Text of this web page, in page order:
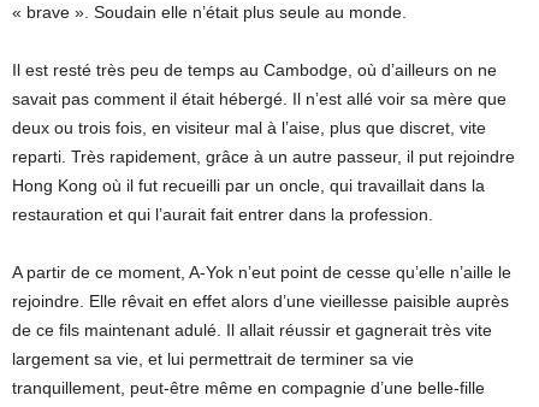
« brave ». Soudain elle n’était plus seule au monde.
Il est resté très peu de temps au Cambodge, où d’ailleurs on ne
savait pas comment il était hébergé. Il n’est allé voir sa mère que
deux ou trois fois, en visiteur mal à l’aise, plus que discret, vite
reparti. Très rapidement, grâce à un autre passeur, il put rejoindre
Hong Kong où il fut recueilli par un oncle, qui travaillait dans la
restauration et qui l’aurait fait entrer dans la profession.
A partir de ce moment, A-Yok n’eut point de cesse qu’elle n’aille le
rejoindre. Elle rêvait en effet alors d’une vieillesse paisible auprès
de ce fils maintenant adulé. Il allait réussir et gagnerait très vite
largement sa vie, et lui permettrait de terminer sa vie
tranquillement, peut-être même en compagnie d’une belle-fille